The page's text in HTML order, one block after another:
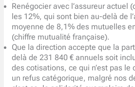
Renégocier avec l’assureur actuel
les 12%, qui sont bien au-delà de
moyenne de 8,1% des mutuelles
(chiffre mutualité française).
Que la direction accepte que la
delà de 231 840 € annuels soit
des cotisations, ce qui n’est pas le
un refus catégorique, malgré nos